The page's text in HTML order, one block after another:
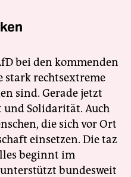
bei den kommenden
stark rechtsextreme
sind. Gerade jetzt
und Solidarität. Auch
die sich vor Ort
einsetzen. Die taz
beginnt im
bundesweit